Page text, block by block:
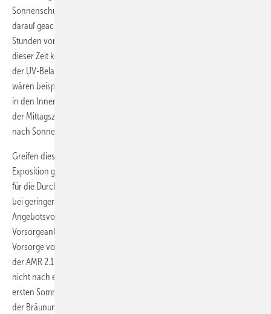
Sonnenschutzkleidung. Bei organisatorischen Maßnahmen sollte
darauf geachtet werden, dass ein Großteil der UV-Belastung zwei
Stunden vor und nach Sonnenhöchststand die Erde erreicht. Wenn in
dieser Zeit keine Tätigkeiten im Freien stattfinden, kann der größte Teil
der UV-Belastung vermieden werden. Organisatorische Maßnahmen
wären beispielsweise die Verlagerung von Arbeiten um die Mittagszeit
in den Innenbereich, das Vermeiden von Pausen im Freien während
der Mittagszeit oder Schichtpläne, die die Zeit zwei Stunden vor und
nach Sonnenhöchststand aussparen.
Greifen diese Maßnahmen nicht und besteht eine relevante
Exposition gegenüber natürlicher UV-Strahlung, sollte dies Anlass sein
für die Durchführung von arbeitsmedizinischer Pflichtvorsorge bzw.
bei geringerer UV-Exposition von arbeitsmedizinischer
Angebotsvorsorge. Die Fristen sollten sich bei Aufnahme dieses
Vorsorgeanlasses in die ArbMedVV an der AMR 2.1 mit einer ersten
Vorsorge vor Aufnahme der Tätigkeit orientieren. Abweichend von
der AMR 2.1 sollte aus wissenschaftlicher Sicht die zweite Vorsorge
nicht nach einem festen Zeitintervall erfolgen, sondern innerhalb der
ersten Sommermonate nach Tätigkeitsaufnahme, weil dann anhand
der Bräunung (oder Rötung) das Verhalten bei der Tätigkeit mit UV-